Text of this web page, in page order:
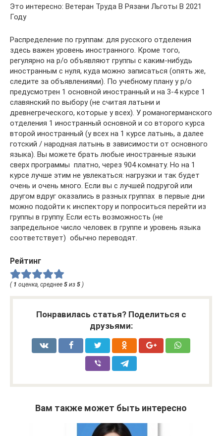
Это интересно: Ветеран Труда В Рязани Льготы В 2021
Году
Распределение по группам: для русского отделения
здесь важен уровень иностранного. Кроме того,
регулярно на р/о объявляют группы с каким-нибудь
иностранным с нуля, куда можно записаться (опять же,
следите за объявлениями). По учебному плану у р/о
предусмотрен 1 основной иностранный и на 3-4 курсе 1
славянский по выбору (не считая латыни и
древнегреческого, которые у всех). У романогерманского
отделения 1 иностранный основной и со второго курса 
второй иностранный (у всех на 1 курсе латынь, а далее
готский / народная латынь в зависимости от основного
языка). Вы можете брать любые иностранные языки
сверх программы  платно, через 904 комнату. Но на 1
курсе лучше этим не увлекаться: нагрузки и так будет
очень и очень много. Если вы с лучшей подругой или
другом вдруг оказались в разных группах  в первые дни
можно подойти к инспектору и попроситься перейти из
группы в группу. Если есть возможность (не
запредельное число человек в группе и уровень языка
соответствует)  обычно переводят.
Рейтинг
( 1 оценка, среднее 5 из 5 )
Понравилась статья? Поделиться с
друзьями:
Вам также может быть интересно